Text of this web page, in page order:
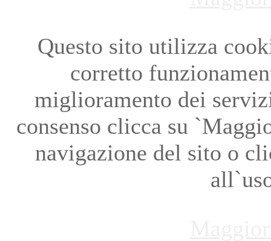
Questo sito utilizza
corretto
miglioramento dei
consenso clicca su
navigazione del sito o